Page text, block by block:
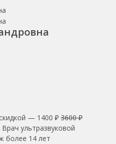
— 1400 ₽ 3600 ₽
ультразвуковой
более 14 лет